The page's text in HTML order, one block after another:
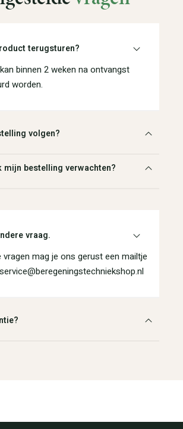
terugsturen?
binnen 2 weken na ontvangst
worden.
volgen?
mijn bestelling verwachten?
vraag.
mag je ons gerust een mailtje